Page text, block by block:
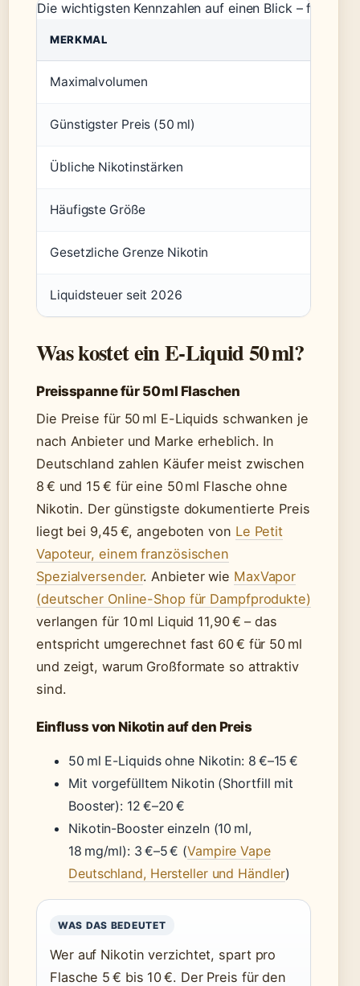
Die wichtigsten Kennzahlen auf einen Blick – fünf
MERKMAL
Maximalvolumen
Günstigster Preis (50 ml)
Übliche Nikotinstärken
Häufigste Größe
Gesetzliche Grenze Nikotin
Liquidsteuer seit 2026
Was kostet ein E-Liquid 50 ml?
Preisspanne für 50 ml Flaschen
Die Preise für 50 ml E-Liquids schwanken je
nach Anbieter und Marke erheblich. In
Deutschland zahlen Käufer meist zwischen
8 € und 15 € für eine 50 ml Flasche ohne
Nikotin. Der günstigste dokumentierte Preis
liegt bei 9,45 €, angeboten von Le Petit
Vapoteur, einem französischen
Spezialversender. Anbieter wie MaxVapor
(deutscher Online-Shop für Dampfprodukte)
verlangen für 10 ml Liquid 11,90 € – das
entspricht umgerechnet fast 60 € für 50 ml
und zeigt, warum Großformate so attraktiv
sind.
Einfluss von Nikotin auf den Preis
50 ml E-Liquids ohne Nikotin: 8 €–15 €
Mit vorgefülltem Nikotin (Shortfill mit
Booster): 12 €–20 €
Nikotin-Booster einzeln (10 ml,
18 mg/ml): 3 €–5 € (Vampire Vape
Deutschland, Hersteller und Händler)
WAS DAS BEDEUTET
Wer auf Nikotin verzichtet, spart pro
Flasche 5 € bis 10 €. Der Preis für den